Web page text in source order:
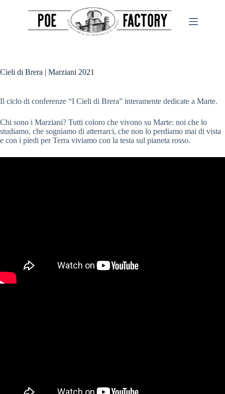
Cieli di Brera | Marziani 2021
Il ciclo di conferenze “I Cieli di Brera” interamente dedicate a Marte.
Chi sono i Marziani? Tutti coloro che vivono su Marte: noi che lo
studiamo, che sogniamo di atterrarci, che non lo perdiamo mai di vista
e con i piedi per Terra viviamo con la testa sul pianeta rosso.